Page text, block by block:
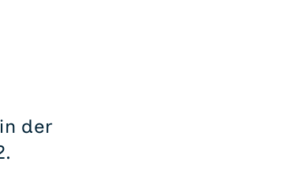
der